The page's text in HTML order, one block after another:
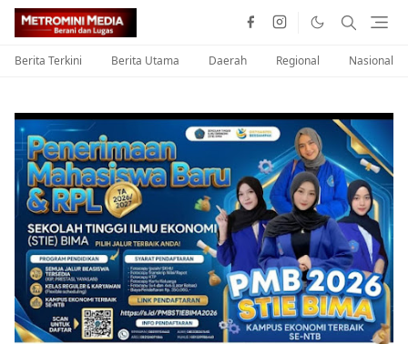
Berita Terkini Berita Utama Daerah Regional Nasional